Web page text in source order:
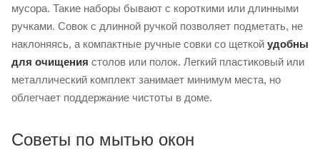
мусора. Такие наборы бывают с короткими или длинными
ручками. Совок с длинной ручкой позволяет подметать, не
наклоняясь, а компактные ручные совки со щеткой удобны
для очищения столов или полок. Легкий пластиковый или
металлический комплект занимает минимум места, но
облегчает поддержание чистоты в доме.
Советы по мытью окон